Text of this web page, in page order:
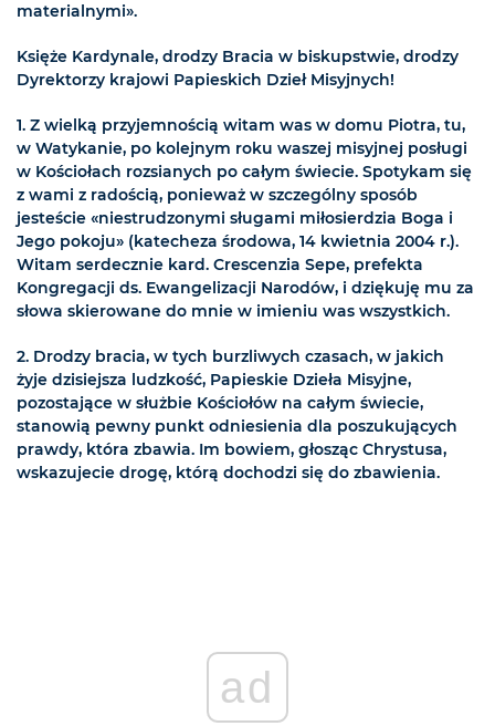
materialnymi».
Księże Kardynale, drodzy Bracia w biskupstwie, drodzy
Dyrektorzy krajowi Papieskich Dzieł Misyjnych!
1. Z wielką przyjemnością witam was w domu Piotra, tu,
w Watykanie, po kolejnym roku waszej misyjnej posługi
w Kościołach rozsianych po całym świecie. Spotykam się
z wami z radością, ponieważ w szczególny sposób
jesteście «niestrudzonymi sługami miłosierdzia Boga i
Jego pokoju» (katecheza środowa, 14 kwietnia 2004 r.).
Witam serdecznie kard. Crescenzia Sepe, prefekta
Kongregacji ds. Ewangelizacji Narodów, i dziękuję mu za
słowa skierowane do mnie w imieniu was wszystkich.
2. Drodzy bracia, w tych burzliwych czasach, w jakich
żyje dzisiejsza ludzkość, Papieskie Dzieła Misyjne,
pozostające w służbie Kościołów na całym świecie,
stanowią pewny punkt odniesienia dla poszukujących
prawdy, która zbawia. Im bowiem, głosząc Chrystusa,
wskazujecie drogę, którą dochodzi się do zbawienia.
ad